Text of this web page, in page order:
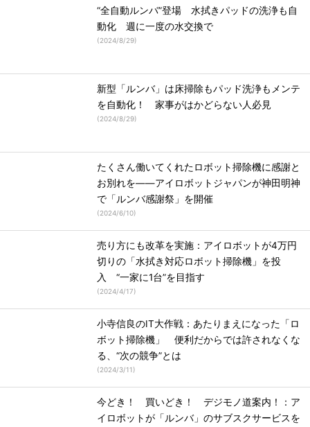
“全自動ルンバ”登場 水拭きパッドの洗浄も自
動化 週に一度の水交換で
(2024/8/29)
新型「ルンバ」は床掃除もパッド洗浄もメンテ
を自動化！ 家事がはかどらない人必見
(2024/8/29)
たくさん働いてくれたロボット掃除機に感謝と
お別れを――アイロボットジャパンが神田明神
で「ルンバ感謝祭」を開催
(2024/6/10)
売り方にも改革を実施：アイロボットが4万円
切りの「水拭き対応ロボット掃除機」を投
入 “一家に1台”を目指す
(2024/4/17)
小寺信良のIT大作戦：あたりまえになった「ロ
ボット掃除機」 便利だからでは許されなくな
る、“次の競争”とは
(2024/3/11)
今どき！ 買いどき！ デジモノ道案内！：ア
イロボットが「ルンバ」のサブスクサービスを